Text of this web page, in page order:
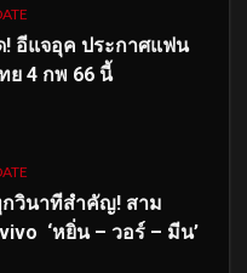
! อีแจอุค ประกาศแฟน
ย 4 กพ 66 นี้
วินาทีสำคัญ! สาม
‘หยิ่น – วอร์ – มีน’